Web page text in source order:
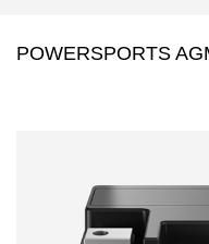
POWERSPORTS